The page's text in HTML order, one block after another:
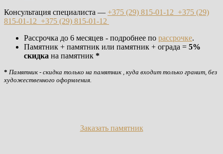
Консультация специалиста — +375 (29) 815-01-12 +375 (29)
815-01-12 +375 (29) 815-01-12
Рассрочка до 6 месяцев - подробнее по рассрочке.
Памятник + памятник или памятник + ограда = 5%
скидка на памятник *
* Памятник - скидка только на памятник , куда входит только гранит, без
художественного оформления.
Заказать памятник